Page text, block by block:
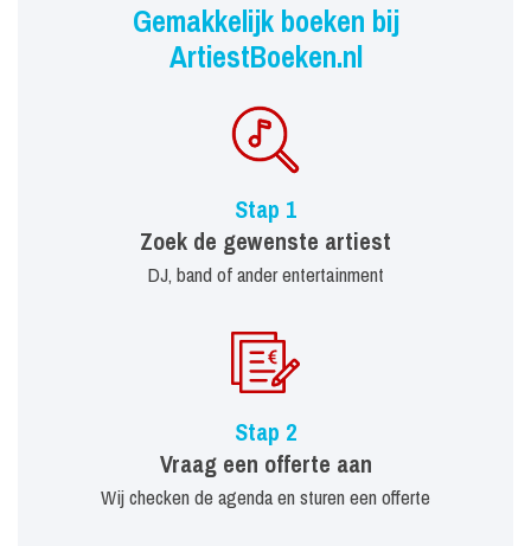
Gemakkelijk boeken bij
ArtiestBoeken.nl
Stap 1
Zoek de gewenste artiest
DJ, band of ander entertainment
Stap 2
Vraag een offerte aan
Wij checken de agenda en sturen een offerte